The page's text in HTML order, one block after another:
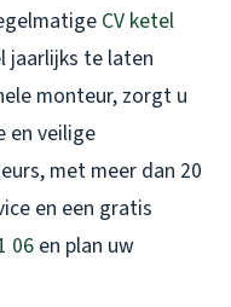
CV ketel
jaarlijks te laten
monteur, zorgt u
en veilige
met meer dan 20
en een gratis
06 en plan uw